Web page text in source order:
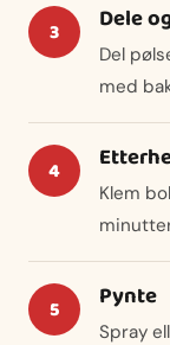
Dele
Del
med
Klem
Pynte
Spray